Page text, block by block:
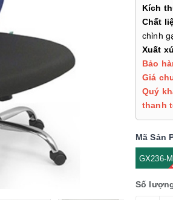
Kích
Chất
chỉnh
Xuất
Bảo
Giá
Quý
thanh
Mã Sản
GX236-M
Số